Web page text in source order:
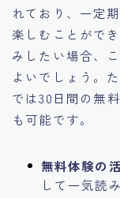
れており、一定
楽しむことがで
みしたい場合、
よいでしょう。
では30日間の無
も可能です。
無料体験の
して一気読み